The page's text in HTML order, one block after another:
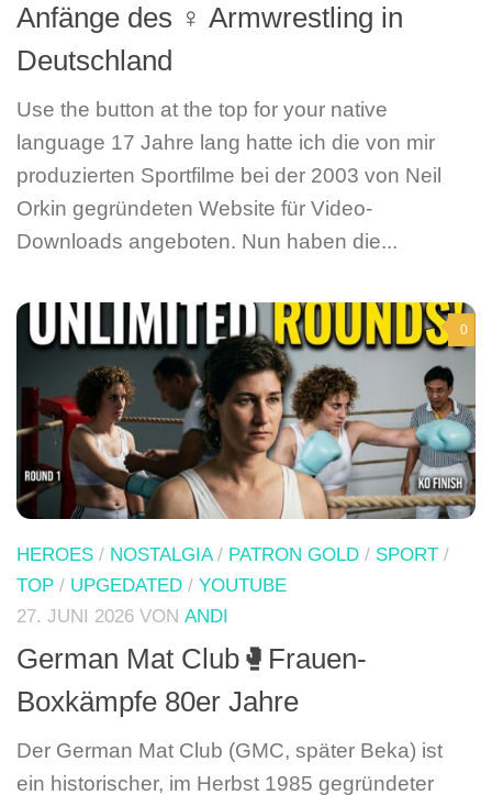
Anfänge des ♀️ Armwrestling in
Deutschland
Use the button at the top for your native
language 17 Jahre lang hatte ich die von mir
produzierten Sportfilme bei der 2003 von Neil
Orkin gegründeten Website für Video-
Downloads angeboten. Nun haben die...
0
HEROES / NOSTALGIA/ PATRON GOLD / SPORT /
TOP / UPGEDATED / YOUTUBE
27. JUNI 2026 VON ANDI
German Mat Club🥊Frauen-
Boxkämpfe 80er Jahre
Der German Mat Club (GMC, später Beka) ist
ein historischer, im Herbst 1985 gegründeter